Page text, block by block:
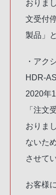
おりま
文受付
製品」
・アク
HDR-
2020年
「注文
おりま
ないた
させて
お客様